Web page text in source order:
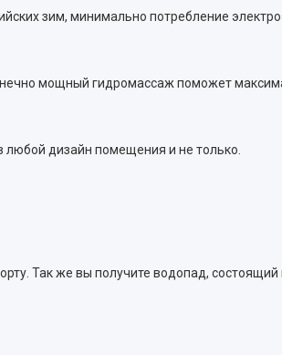
зим, минимально потребление
мощный гидромассаж поможет
любой дизайн помещения и не только.
Так же вы получите водопад, состоящий